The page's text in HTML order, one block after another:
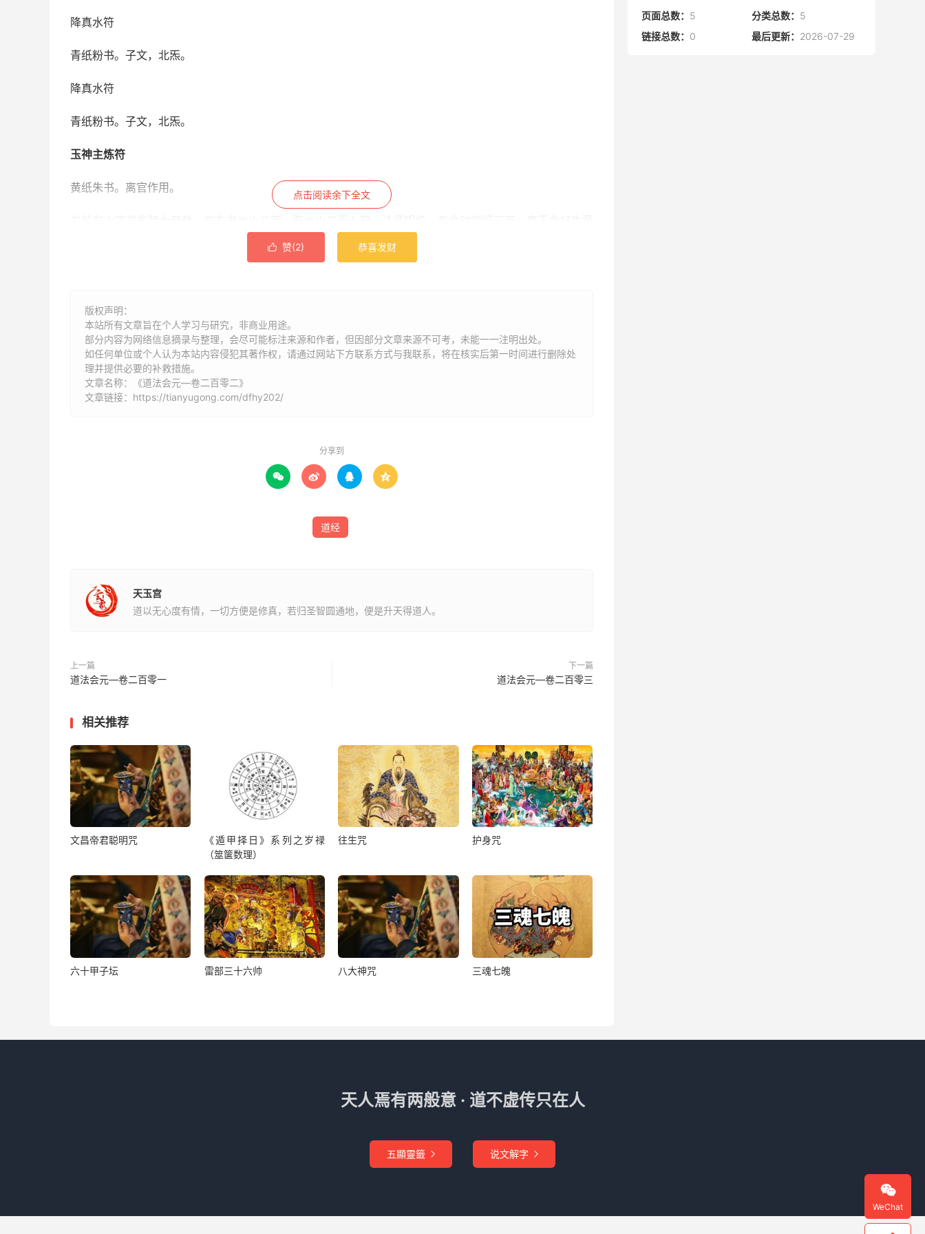
降真水符
青纸粉书。子文，北炁。
降真水符
青纸粉书。子文，北炁。
玉神主炼符
黄纸朱书。离官作用。
子持起化生之箓付天丁，天丁驾九色丹凤，霞光如金，辉放真水真火，美相玉容，翠发，天丁冠，持五色宝
剑，上有华盖九童子执九色旛，各放真光，照开幽壤，直向地狱追取亡魂，冥官恭敬放魂受炼，朝拜真王受
拯济诸项真符
黄纸朱书，作用载科。
拔度符
解救冤对死魂符
解王法死魂符
解虎狼伤死符
解水火漂焚死魂符
解未学道浅死魂符
解剐割分身死魂符
解官吏检验死魂符
解生产堕胎死魂符
解军阵杀伤死魂符
解蛇犬蝮蝎伤亡符
点击阅读余下全文
 赞(2) 恭喜发财
版权声明：
本站所有文章旨在个人学习与研究，非商业用途。
部分内容为网络信息摘录与整理，会尽可能标注来源和作者，但因部分文章来源不可考，未能一一注明出处。
如任何单位或个人认为本站内容侵犯其著作权，请通过网站下方联系方式与我联系​​，将在核实后第一时间进行删除处
理并提供必要的补救措施。
文章名称：《道法会元—卷二百零二》
文章链接： https://tianyugong.com/dfhy202/
分享到
   
道经
天玉宫
道以无心度有情，一切方便是修真，若归圣智圆通地，便是升天得道人。
上一篇
道法会元—卷二百零一
下一篇
道法会元—卷二百零三
相关推荐
文昌帝君聪明咒
《遁甲择日》系列之岁禄
（筮箧数理）
往生咒 护身咒
六十甲子坛 雷部三十六帅 八大神咒 三魂七魄
页面总数： 5 分类总数： 5
链接总数： 0 最后更新： 2026-07-29
天人焉有两般意 · 道不虚传只在人
五顯靈籤  说文解字 

WeChat